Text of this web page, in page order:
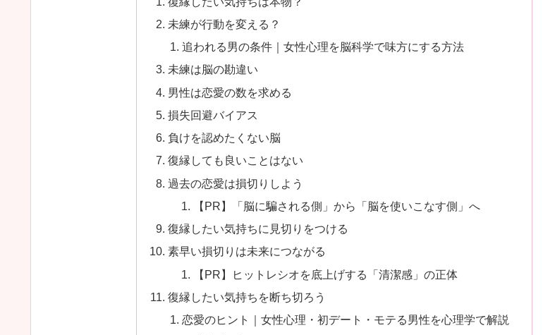
未練が行動を変える？
追われる男の条件｜女性心理を脳科学で味方にする方法
未練は脳の勘違い
男性は恋愛の数を求める
損失回避バイアス
負けを認めたくない脳
復縁しても良いことはない
過去の恋愛は損切りしよう
【PR】「脳に騙される側」から「脳を使いこなす側」へ
復縁したい気持ちに見切りをつける
素早い損切りは未来につながる
【PR】ヒットレシオを底上げする「清潔感」の正体
復縁したい気持ちを断ち切ろう
恋愛のヒント｜女性心理・初デート・モテる男性を心理学で解説